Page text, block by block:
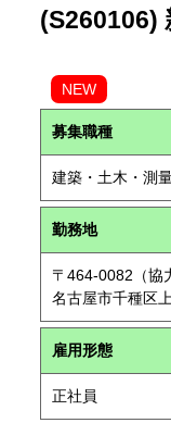
(S260106)
NEW
募集職種
建築・土木・測
勤務地
〒464-0082（協
名古屋市千種区
雇用形態
正社員